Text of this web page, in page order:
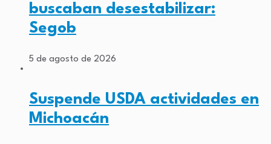
buscaban desestabilizar:
Segob
5 de agosto de 2026
Suspende USDA actividades en
Michoacán